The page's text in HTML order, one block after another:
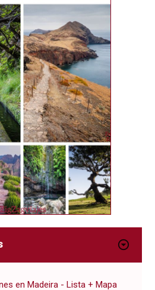
en Madeira - Lista + Mapa